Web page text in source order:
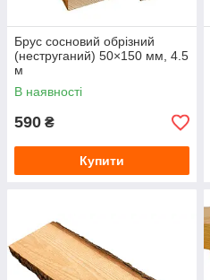
Брус сосновий обрізний
(неструганий) 50×150 мм, 4.5
м
В наявності
590 ₴
Купити